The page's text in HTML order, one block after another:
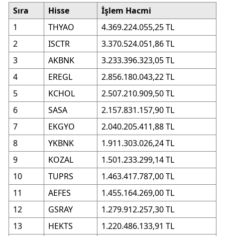
Sıra Hisse
İşlem Hacmi
1
THYAO
4.369.224.055,25 TL
2
ISCTR
3.370.524.051,86 TL
3
AKBNK
3.233.396.323,05 TL
4
EREGL
2.856.180.043,22 TL
5
KCHOL
2.507.210.909,50 TL
6
SASA
2.157.831.157,90 TL
7
EKGYO
2.040.205.411,88 TL
8
YKBNK
1.911.303.026,24 TL
9
KOZAL
1.501.233.299,14 TL
10
TUPRS
1.463.417.787,00 TL
11
AEFES
1.455.164.269,00 TL
12
GSRAY
1.279.912.257,30 TL
13
HEKTS
1.220.486.133,91 TL